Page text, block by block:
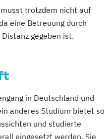
(IHK)
der Fachrichtung
trotzdem nicht auf
eine Betreuung durch
gegeben ist.
in Deutschland und
anderes Studium bietet so
und studierte
eingesetzt werden. Sie